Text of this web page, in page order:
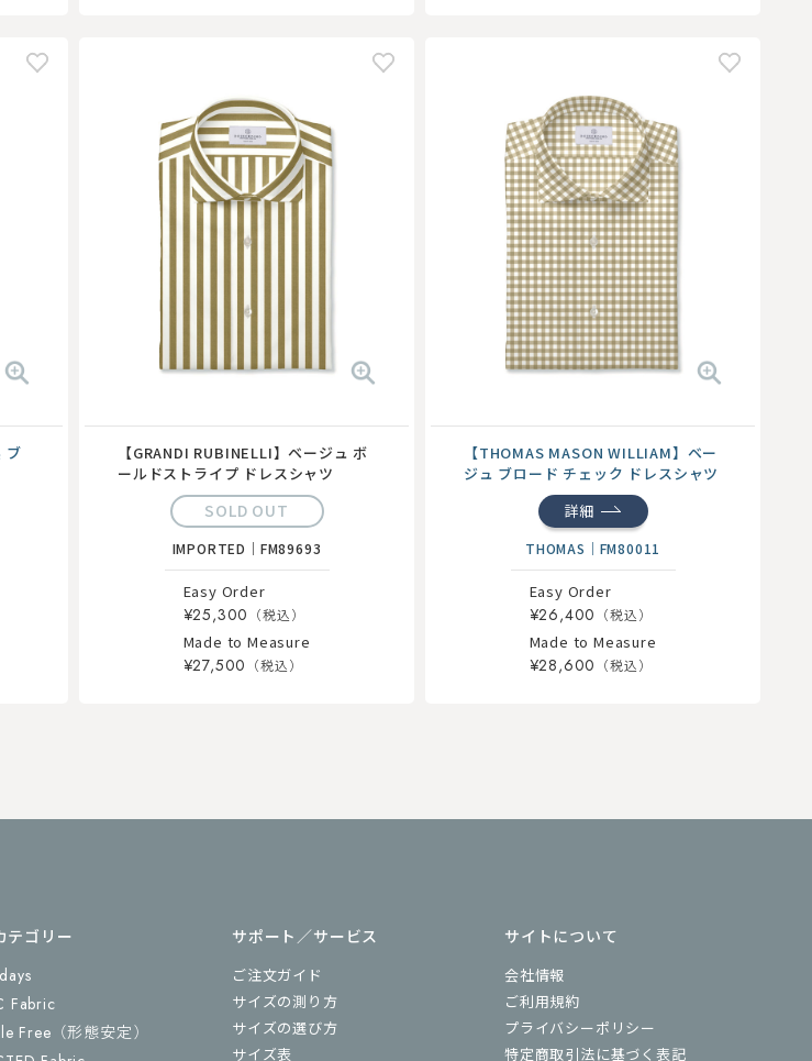
ブ
【GRANDI RUBINELLI】ベージュ ボ
ールドストライプ ドレスシャツ
SOLD OUT
IMPORTED ｜ FM89693
Easy Order
¥25,300
Made to Measure
¥27,500
【THOMAS MASON WILLIAM】ベー
ジュ ブロード チェック ドレスシャツ
詳細
THOMAS ｜ FM80011
Easy Order
¥26,400
Made to Measure
¥28,600
テゴリー
Fabric
Free （形態安定）
サポート／サービス
ご注文ガイド
サイズの測り方
サイズの選び方
サイズ表
サイトについて
会社情報
ご利用規約
プライバシーポリシー
特定商取引法に基づく表記